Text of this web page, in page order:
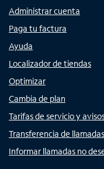
Administrar cuenta
Paga tu factura
Ayuda
Localizador de tiendas
Optimizar
Cambia de plan
Tarifas de servicio y
Transferencia de
Informar llamadas no